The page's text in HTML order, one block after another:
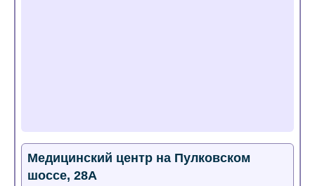
Медицинский центр на Пулковском
шоссе, 28А